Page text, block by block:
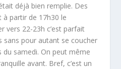
déjà bien remplie. Des
partir de 17h30 le
vers 22-23h c’est parfait
sans pour autant se coucher
samedi. On peut même
avant. Bref, c’est un